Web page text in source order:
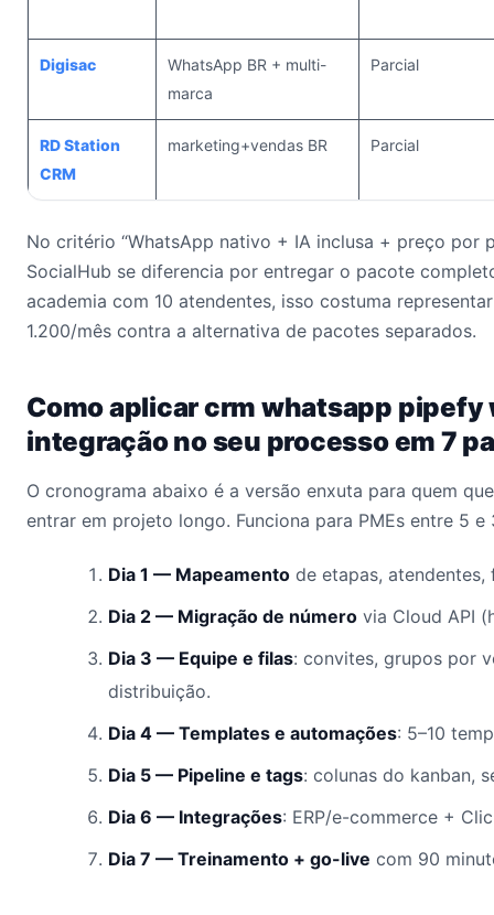
Digisac
WhatsApp BR + multi-
marca
Parcial
RD Station
CRM
marketing+vendas BR Parcial
No critério “WhatsApp nativo + IA inclusa + preço por
SocialHub se diferencia por entregar o pacote
academia com 10 atendentes, isso costuma
1.200/mês contra a alternativa de pacotes separados.
Como aplicar crm whatsapp
integração no seu processo em 7
O cronograma abaixo é a versão enxuta para quem
entrar em projeto longo. Funciona para PMEs entre 5 e
Dia 1 — Mapeamento de etapas, atendentes,
Dia 2 — Migração de número via Cloud API
Dia 3 — Equipe e filas: convites, grupos por
distribuição.
Dia 4 — Templates e automações: 5–10
Dia 5 — Pipeline e tags: colunas do kanban,
Dia 6 — Integrações: ERP/e-commerce +
Dia 7 — Treinamento + go-live com 90